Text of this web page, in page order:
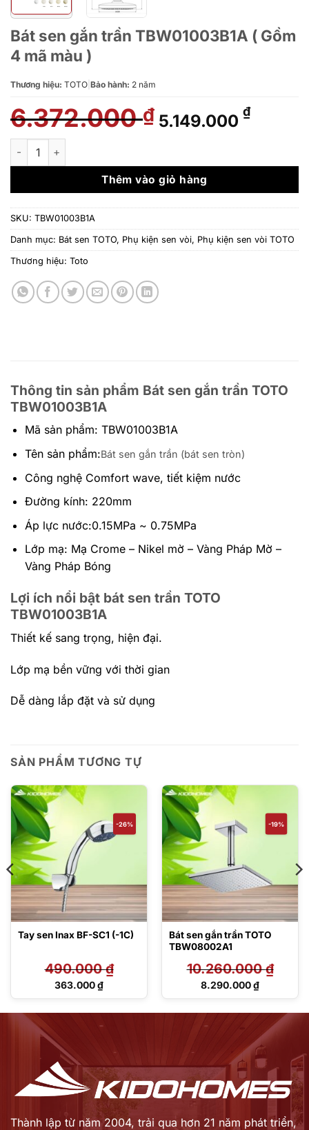
Bát sen gắn trần TBW01003B1A ( Gồm
4 mã màu )
Thương hiệu: TOTO Bảo hành: 2 năm
6.372.000₫ Giá
gốc
6.372.000 ₫.
5.149.000 ₫Giá
là:
Bát sen gắn trần TBW01003B1A ( Gồm 4 mã màu ) số lượng
Thêm vào giỏ hàng
SKU: TBW01003B1A
Danh mục: Bát sen TOTO, Phụ kiện sen vòi, Phụ kiện sen vòi TOTO
Thương hiệu: Toto
Thông tin sản phẩm Bát sen gắn trần TOTO
TBW01003B1A
Mã sản phẩm: TBW01003B1A
Tên sản phẩm:Bát sen gắn trần (bát sen tròn)
Công nghệ Comfort wave, tiết kiệm nước
Đường kính: 220mm
Áp lực nước:0.15MPa ~ 0.75MPa
Lớp mạ: Mạ Crome – Nikel mờ – Vàng Pháp Mờ –
Vàng Pháp Bóng
Lợi ích nổi bật bát sen trần TOTO
TBW01003B1A
Thiết kế sang trọng, hiện đại.
Lớp mạ bền vững với thời gian
Dễ dàng lắp đặt và sử dụng
SẢN PHẨM TƯƠNG TỰ
-26%
Tay sen Inax BF-SC1 (-1C)
490.000₫
Giá
363.000₫
Giá
-19%
Bát sen gắn trần TOTO
TBW08002A1
10.260.000₫
Giá
10.260.000 ₫.
8.290.000₫
Giá
8.290.000 ₫.
Thành lập từ năm 2004, trải qua hơn 21 năm phát triển,